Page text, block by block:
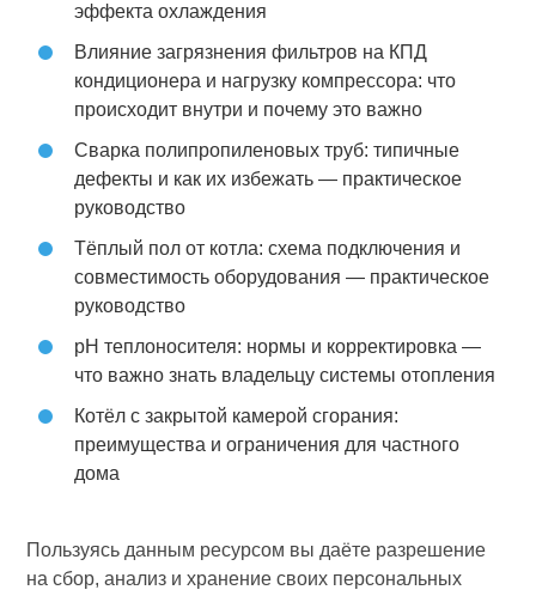
эффекта охлаждения
Влияние загрязнения фильтров на КПД
кондиционера и нагрузку компрессора: что
происходит внутри и почему это важно
Сварка полипропиленовых труб: типичные
дефекты и как их избежать — практическое
руководство
Тёплый пол от котла: схема подключения и
совместимость оборудования — практическое
руководство
pH теплоносителя: нормы и корректировка —
что важно знать владельцу системы отопления
Котёл с закрытой камерой сгорания:
преимущества и ограничения для частного
дома
Пользуясь данным ресурсом вы даёте разрешение
на сбор, анализ и хранение своих персональных